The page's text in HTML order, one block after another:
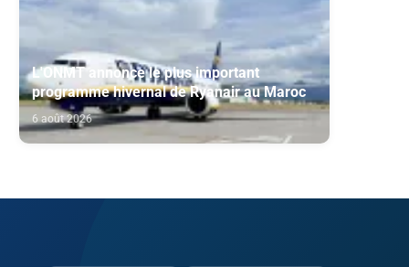
L'ONMT annonce le plus important
programme hivernal de Ryanair au Maroc
6 août 2026